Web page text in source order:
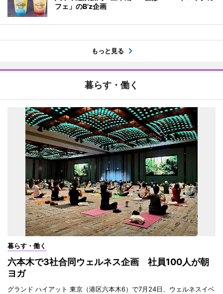
フェ」のB’z企画
もっと見る
暮らす・働く
暮らす・働く
六本木で3社合同ウェルネス企画 社員100人が朝
ヨガ
グランド ハイアット 東京（港区六本木6）で7月24日、ウェルネスイベ